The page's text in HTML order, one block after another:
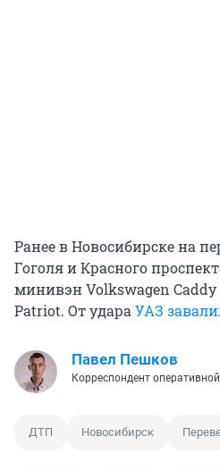
Ранее в Новосибирске на
Гоголя и Красного
минивэн Volkswagen
Patriot. От удараУАЗ
Павел Пешков
Корреспондент
ДТП Новосибирск